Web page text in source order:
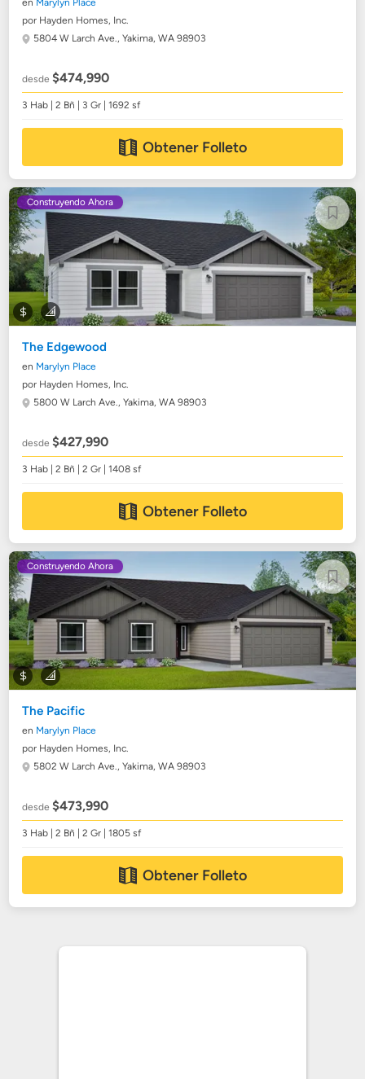
en Marylyn Place
por Hayden Homes, Inc.
5804 W Larch Ave.,Yakima, WA 98903
desde$474,990
3 Hab | 2 Bñ | 3 Gr | 1692 sf
Obtener Folleto
Construyendo Ahora
The Edgewood
en Marylyn Place
por Hayden Homes, Inc.
5800 W Larch Ave.,Yakima, WA 98903
desde$427,990
3 Hab | 2 Bñ | 2 Gr | 1408 sf
Obtener Folleto
Construyendo Ahora
The Pacific
en Marylyn Place
por Hayden Homes, Inc.
5802 W Larch Ave.,Yakima, WA 98903
desde$473,990
3 Hab | 2 Bñ | 2 Gr | 1805 sf
Obtener Folleto